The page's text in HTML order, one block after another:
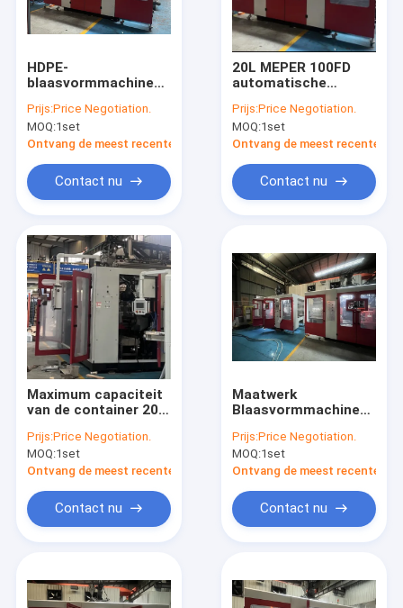
Fabrieksreis
Nieuws
Verzoek om een Citaat
Extrusie blaasvormmachine
plastic flessenslag het vormen machine
de automatische machine van het slagafgietsel
Uitdrijvings Vormende Machine
plastic fles schimmel
Plastic Auxiliary Machine
Verpakkende Hulpmachine
HDPE-
blaasvormmachine
extrusiemotorvermogen
voor de productie
van plastic
Prijs:Price Negotiation.
MOQ:1set
Ontvang de meest recente Prijs
Contact nu
20L MEPER 100FD
automatische
Prijs:Price Negotiation.
MOQ:1set
Ontvang de meest recente
Contact nu
Maximum capaciteit
van de container 20L
automatische
blaasgietmachine MP
100FD
Prijs:Price Negotiation.
MOQ:1set
Ontvang de meest recente Prijs
Contact nu
Maatwerk
Blaasvormmachine
Extrusiemotorvermogen
Prijs:Price Negotiation.
MOQ:1set
Ontvang de meest recente
Contact nu